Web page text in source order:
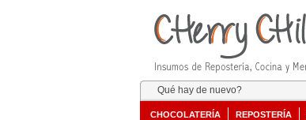
Qué hay de nuevo?
CHOCOLATERÍA REPOSTERÍA